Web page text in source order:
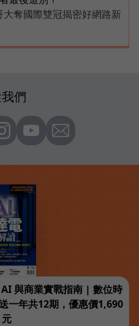
奪國際雙冠揭密好網路新
們
與商業實戰指南 | 數位時
一年共12期，優惠價1,690
元